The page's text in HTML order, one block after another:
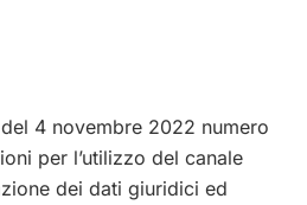
4 novembre 2022 numero
per l’utilizzo del canale
dei dati giuridici ed